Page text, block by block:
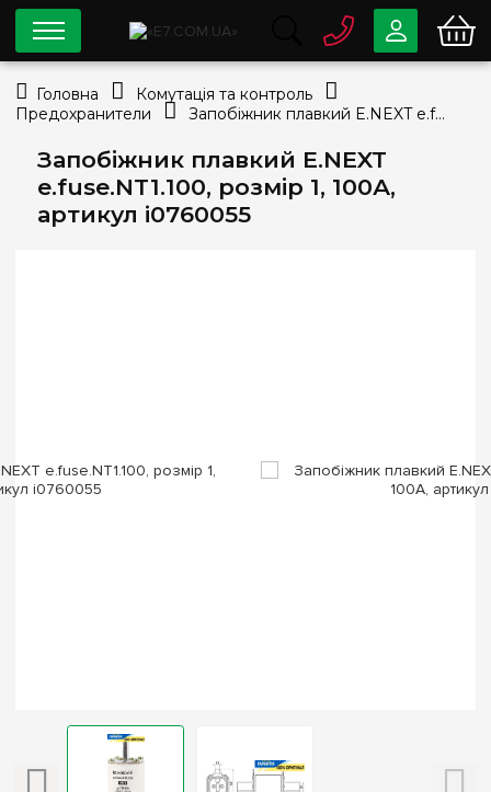
Запобіжник плавкий E.NEXT
e.fuse.NT1.100, розмір 1, 100А,
артикул i0760055
0 80033-63-07
info@e7.com.ua
044334-79-78
Viber Telegram
Головна
Комутація та контроль
Предохранители
Запобіжник плавкий E.NEXT e.fuse.NT1.100, розмір 1, 100А, артикул i0760055